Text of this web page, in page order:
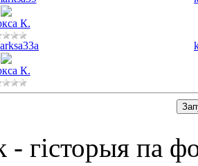
К.
К.
гісторыя па